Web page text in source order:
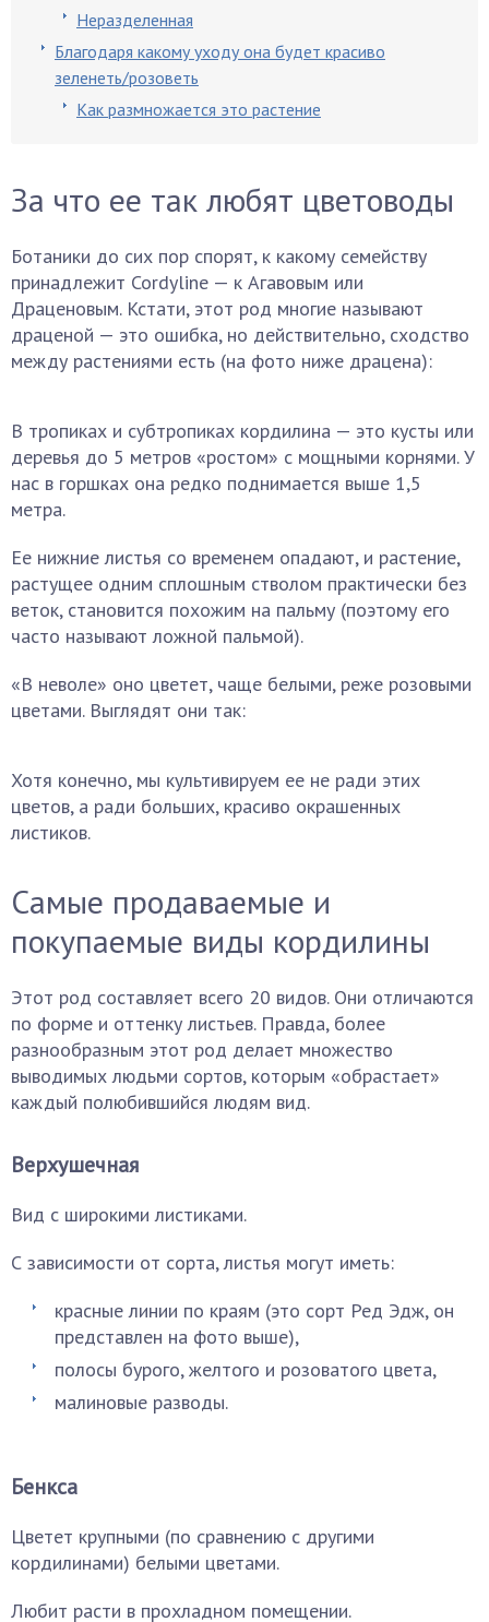
Неразделенная
Благодаря какому уходу она будет красиво
зеленеть/розоветь
Как размножается это растение
За что ее так любят цветоводы
Ботаники до сих пор спорят, к какому семейству
принадлежит Cordyline — к Агавовым или
Драценовым. Кстати, этот род многие называют
драценой — это ошибка, но действительно, сходство
между растениями есть (на фото ниже драцена):
В тропиках и субтропиках кордилина — это кусты или
деревья до 5 метров «ростом» с мощными корнями. У
нас в горшках она редко поднимается выше 1,5
метра.
Ее нижние листья со временем опадают, и растение,
растущее одним сплошным стволом практически без
веток, становится похожим на пальму (поэтому его
часто называют ложной пальмой).
«В неволе» оно цветет, чаще белыми, реже розовыми
цветами. Выглядят они так:
Хотя конечно, мы культивируем ее не ради этих
цветов, а ради больших, красиво окрашенных
листиков.
Самые продаваемые и
покупаемые виды кордилины
Этот род составляет всего 20 видов. Они отличаются
по форме и оттенку листьев. Правда, более
разнообразным этот род делает множество
выводимых людьми сортов, которым «обрастает»
каждый полюбившийся людям вид.
Верхушечная
Вид с широкими листиками.
С зависимости от сорта, листья могут иметь:
красные линии по краям (это сорт Ред Эдж, он
представлен на фото выше),
полосы бурого, желтого и розоватого цвета,
малиновые разводы.
Бенкса
Цветет крупными (по сравнению с другими
кордилинами) белыми цветами.
Любит расти в прохладном помещении.